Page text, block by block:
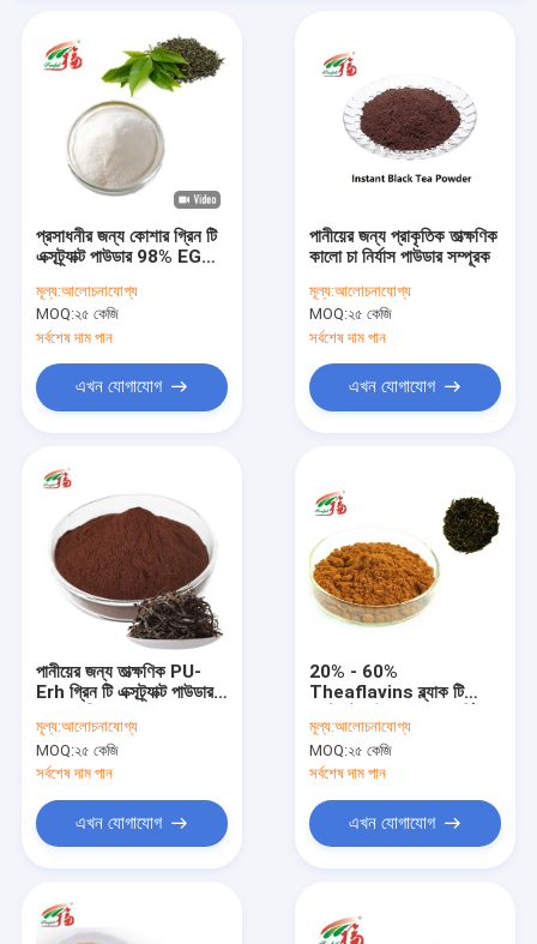
পণ্য
প্রসাধনীর জন্য কোশার গ্রিন টি
এক্সট্র্যাক্ট পাউডার 98% EGCG
Gallate
মূল্য:আলোচনাযোগ্য
MOQ:২৫ কেজি
সর্বশেষ দাম পান
এখন যোগাযোগ
পানীয়ের জন্য প্রাকৃতিক তাত্ক্ষণিক
কালো চা নির্যাস পাউডার সম্পূরক
মূল্য:আলোচনাযোগ্য
MOQ:২৫ কেজি
সর্বশেষ দাম পান
এখন যোগাযোগ
পানীয়ের জন্য তাত্ক্ষণিক PU-
Erh গ্রিন টি এক্সট্র্যাক্ট পাউডার
মূল্য:আলোচনাযোগ্য
MOQ:২৫ কেজি
সর্বশেষ দাম পান
এখন যোগাযোগ
20% - 60%
Theaflavins ব্ল্যাক টি
কমানোর জন্য
মূল্য:আলোচনাযোগ্য
MOQ:২৫ কেজি
সর্বশেষ দাম পান
এখন যোগাযোগ